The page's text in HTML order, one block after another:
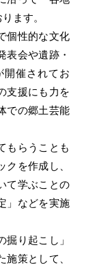
ます。
個性的な文化
表会や遺跡・
開催されてお
支援にも力を
での郷土芸能
もらうことも
を作成し、
て学ぶことの
」などを実施
り起こし」
策として、